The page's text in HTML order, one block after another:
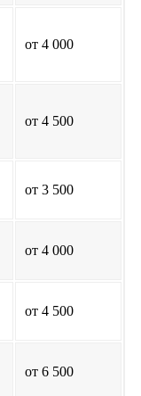
от 4 000
от 4 500
от 3 500
от 4 000
от 4 500
от 6 500